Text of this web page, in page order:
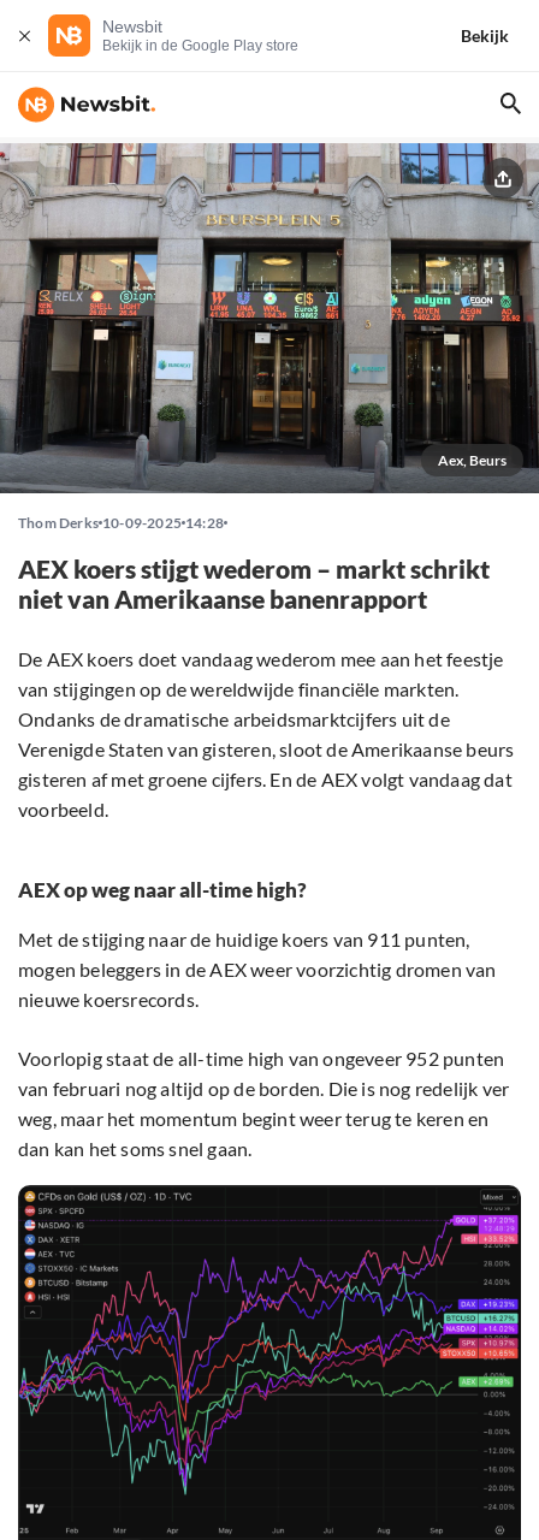
Newsbit
Bekijk in de Google Play store
Bekijk
Aex, Beurs
Thom Derks 10-09-2025 14:28
AEX koers stijgt wederom – markt schrikt
niet van Amerikaanse banenrapport
De AEX koers doet vandaag wederom mee aan het feestje
van stijgingen op de wereldwijde financiële markten.
Ondanks de dramatische arbeidsmarktcijfers uit de
Verenigde Staten van gisteren, sloot de Amerikaanse beurs
gisteren af met groene cijfers. En de AEX volgt vandaag dat
voorbeeld.
AEX op weg naar all-time high?
Met de stijging naar de huidige koers van 911 punten,
mogen beleggers in de AEX weer voorzichtig dromen van
nieuwe koersrecords.
Voorlopig staat de all-time high van ongeveer 952 punten
van februari nog altijd op de borden. Die is nog redelijk ver
weg, maar het momentum begint weer terug te keren en
dan kan het soms snel gaan.